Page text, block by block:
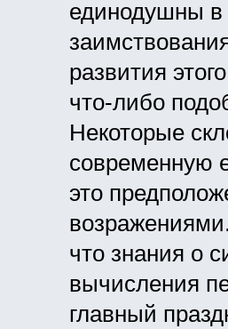
единодушны в
развития
что-либо
Некоторые
современную
это
что знания о
вычисления
главный